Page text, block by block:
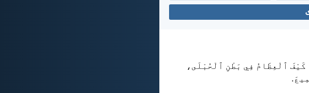
ٱلْعِظَامُ فِي بَطْنِ ٱلْحُبْلَى،